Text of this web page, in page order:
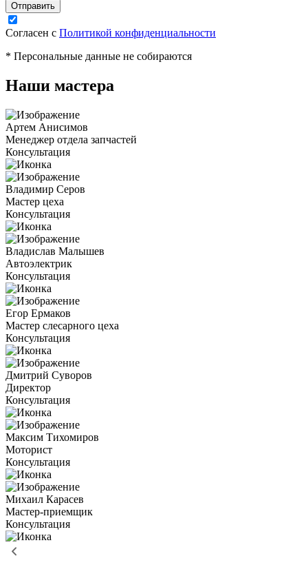
Согласен с Политикой конфиденциальности
* Персональные данные не собираются
Наши мастера
Артем Анисимов
Менеджер отдела запчастей
Консультация
Владимир Серов
Мастер цеха
Консультация
Владислав Малышев
Автоэлектрик
Консультация
Егор Ермаков
Мастер слесарного цеха
Консультация
Дмитрий Суворов
Директор
Консультация
Максим Тихомиров
Моторист
Консультация
Михаил Карасев
Мастер-приемщик
Консультация